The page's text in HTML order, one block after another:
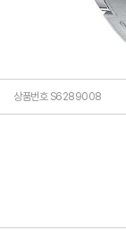
상품번호 S6289008